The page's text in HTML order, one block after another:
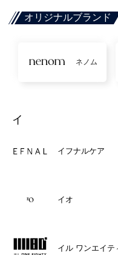
オリジナルブランド
ネノム
イ
イフナルケア
イオ
イル ワンエイテ